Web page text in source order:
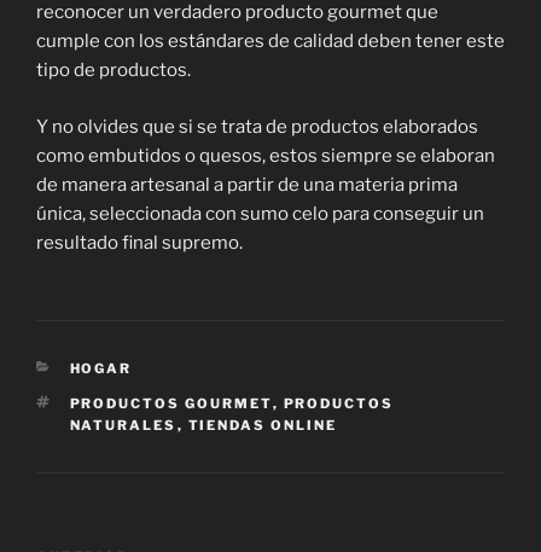
reconocer un verdadero producto gourmet que
cumple con los estándares de calidad deben tener este
tipo de productos.
Y no olvides que si se trata de productos elaborados
como embutidos o quesos, estos siempre se elaboran
de manera artesanal a partir de una materia prima
única, seleccionada con sumo celo para conseguir un
resultado final supremo.
CATEGORÍAS
HOGAR
ETIQUETAS
PRODUCTOS GOURMET, PRODUCTOS
NATURALES , TIENDAS ONLINE
Navegación